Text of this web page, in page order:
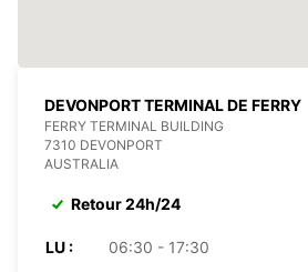
DEVONPORT TERMINAL DE FERRY
FERRY TERMINAL BUILDING
7310 DEVONPORT
AUSTRALIA
Retour 24h/24
LU :
06:30 - 17:30